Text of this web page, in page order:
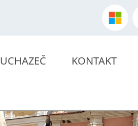
UCHAZEČ KONTAKT